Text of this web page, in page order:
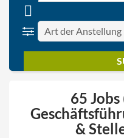
Art der Anstellung
65
&